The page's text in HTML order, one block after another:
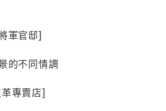
軍官邸]
的不同情調
專賣店]